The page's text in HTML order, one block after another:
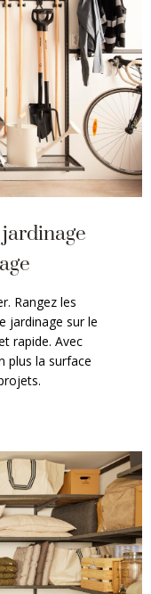
Rangez les
jardinage sur le
rapide. Avec
plus la surface